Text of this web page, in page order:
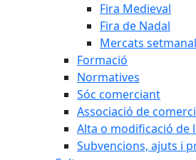
Fira Medieval
Fira de Nadal
Mercats
Formació
Normatives
Sóc comerciant
Associació de
Alta o modificació de
Subvencions, ajuts i